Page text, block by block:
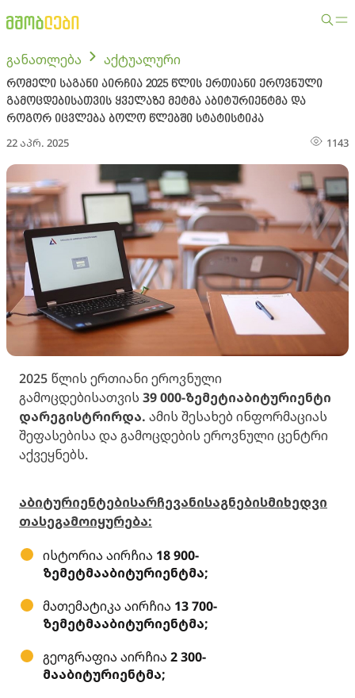
განათლება აქტუალური
რომელი საგანი აირჩია 2025 წლის ერთიანი ეროვნული
გამოცდებისათვის ყველაზე მეტმა აბიტურიენტმა და
როგორ იცვლება ბოლო წლებში სტატისტიკა
22 აპრ. 2025 1143
2025 წლის ერთიანი ეროვნული
გამოცდებისათვის 39 000-ზემეტიაბიტურიენტი
დარეგისტრირდა. ამის შესახებ ინფორმაციას
შეფასებისა და გამოცდების ეროვნული ცენტრი
აქვეყნებს.
აბიტურიენტებისარჩევანისაგნებისმიხედვი
თასეგამოიყურება:
ისტორია აირჩია 18 900-
ზემეტმააბიტურიენტმა;
მათემატიკა აირჩია 13 700-
ზემეტმააბიტურიენტმა;
გეოგრაფია აირჩია 2 300-
მააბიტურიენტმა;